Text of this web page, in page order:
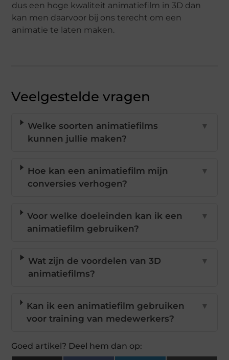
dus een hoge kwaliteit animatiefilm in 3D dan
kan men daarvoor bij ons terecht om een
animatie te laten maken.
Veelgestelde vragen
Welke soorten animatiefilms
kunnen jullie maken?
▼
Hoe kan een animatiefilm mijn
conversies verhogen?
▼
Voor welke doeleinden kan ik een
animatiefilm gebruiken?
▼
Wat zijn de voordelen van 3D
animatiefilms?
▼
Kan ik een animatiefilm gebruiken
voor training van medewerkers?
▼
Goed artikel? Deel hem dan op: